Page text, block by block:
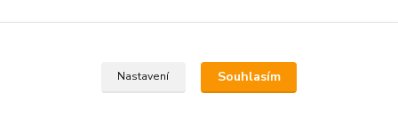
Zboží zařazeno v kategoriích
Nastavení Souhlasím